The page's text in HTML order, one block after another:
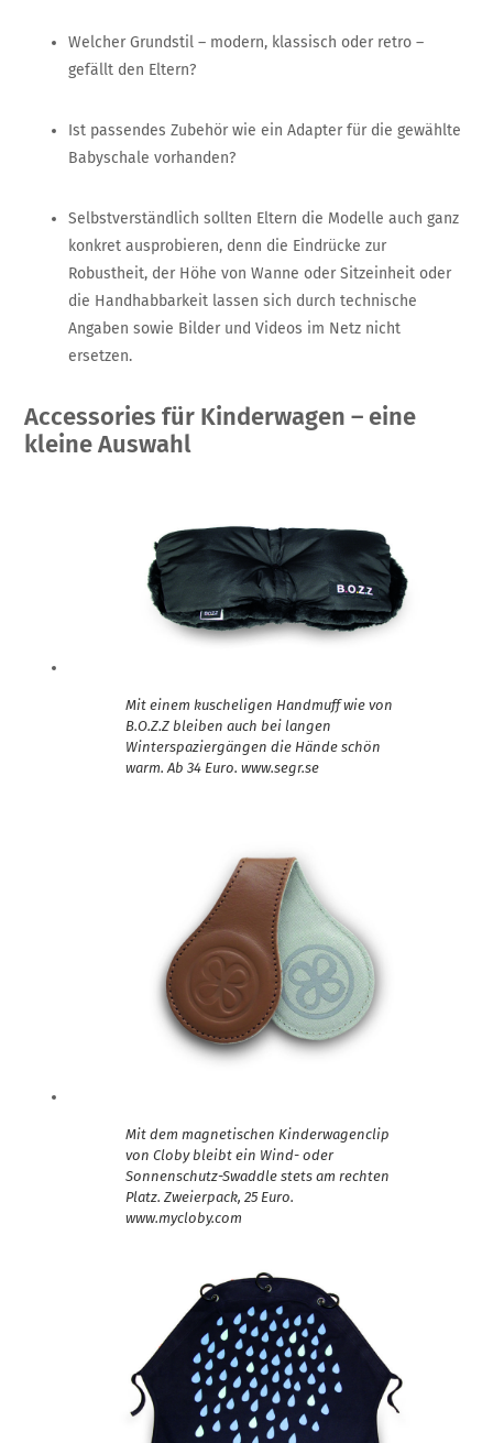
Welcher Grundstil – modern, klassisch oder retro –
gefällt den Eltern?
Ist passendes Zubehör wie ein Adapter für die gewählte
Babyschale vorhanden?
Selbstverständlich sollten Eltern die Modelle auch ganz
konkret ausprobieren, denn die Eindrücke zur
Robustheit, der Höhe von Wanne oder Sitzeinheit oder
die Handhabbarkeit lassen sich durch technische
Angaben sowie Bilder und Videos im Netz nicht
ersetzen.
Accessories für Kinderwagen – eine
kleine Auswahl
Mit einem kuscheligen Handmuff wie von
B.O.Z.Z bleiben auch bei langen
Winterspaziergängen die Hände schön
warm. Ab 34 Euro. www.segr.se
Mit dem magnetischen Kinderwagenclip
von Cloby bleibt ein Wind- oder
Sonnenschutz-Swaddle stets am rechten
Platz. Zweierpack, 25 Euro.
www.mycloby.com